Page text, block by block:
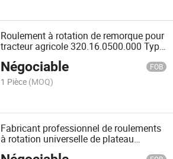
Roulement à rotation de remorque pour
tracteur agricole 320.16.0500.000 Type
Négociable FOB
1 Pièce (MOQ)
Fabricant professionnel de roulements
à rotation universelle de plateau